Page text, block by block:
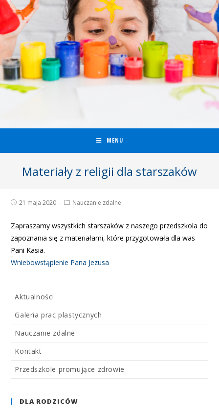
MENU
Materiały z religii dla starszaków
21 maja 2020 Nauczanie zdalne
Zapraszamy wszystkich starszaków z naszego przedszkola do
zapoznania się z materiałami, które przygotowała dla was
Pani Kasia.
Wniebowstąpienie Pana Jezusa
Aktualności
Galeria prac plastycznych
Nauczanie zdalne
Kontakt
Przedszkole promujące zdrowie
DLA RODZICÓW